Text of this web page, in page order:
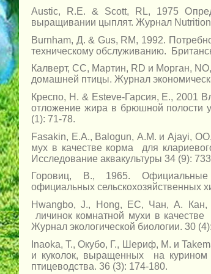
Austic, R.E. & Scott, RL, 1975
выращивании цыплят. Журнал Nutrition
Burnham, Д. & Gus, RM, 1992.
техническому обслуживанию.
Калверт, CC, Мартин, RD и Морган,
домашней птицы. Журнал
Креспо, Н. & Esteve-Гарсия, Е., 2001
отложение жира в брюшной полости
(1): 71-78.
Fasakin, Е.А., Balogun, А.М. и Ajayi,
мух в качестве корма для
Исследование аквакультуры 34 (9):
Горовиц, В., 1965.
официальных сельскохозяйственных
Hwangbo, J., Hong, EC, Чан, А.
личинок комнатной мухи в
Журнал экологической биологии. 30
Inaoka, Т., Окубо, Г., Шериф, М. и
и куколок, выращенных на
птицеводства. 36 (3): 174-180.